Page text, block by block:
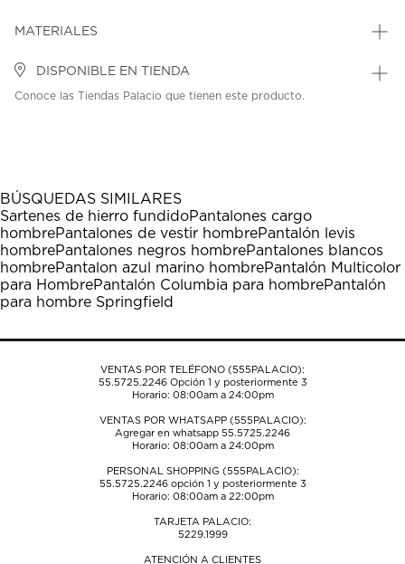
MATERIALES
DISPONIBLE EN TIENDA
Conoce las Tiendas Palacio que tienen este producto.
BÚSQUEDAS SIMILARES
Sartenes de hierro fundidoPantalones cargo
hombrePantalones de vestir hombrePantalón levis
hombrePantalones negros hombrePantalones blancos
hombrePantalon azul marino hombrePantalón Multicolor
para HombrePantalón Columbia para hombrePantalón
para hombre Springfield
VENTAS POR TELÉFONO (555PALACIO):
55.5725.2246Opción 1 y posteriormente 3
Horario: 08:00am a 24:00pm
VENTAS POR WHATSAPP (555PALACIO):
Agregar en whatsapp 55.5725.2246
Horario: 08:00am a 24:00pm
PERSONAL SHOPPING (555PALACIO):
55.5725.2246opción 1 y posteriormente 3
Horario: 08:00am a 22:00pm
TARJETA PALACIO:
5229.1999
ATENCIÓN A CLIENTES